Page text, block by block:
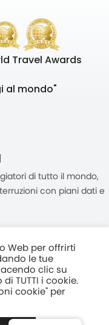
Travel Awards
al mondo"
di tutto il mondo,
con piani dati e
Yip Street, Kwun Tong,
i diritti riservati
Web per offrirti
le tue
clic su
TUTTI i cookie.
cookie" per